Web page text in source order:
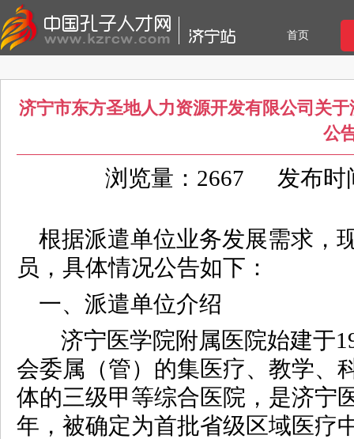
首页
济宁市东方圣地人力资源开发有限公司关
公
浏览量：2667 发布时
根据派遣单位业务发展需求，
员，具体情况公告如下：
一、派遣单位介绍
济宁医学院附属医院始建于
会委属（管）的集医疗、教学、
体的三级甲等综合医院，是济宁
年，被确定为首批省级区域医疗